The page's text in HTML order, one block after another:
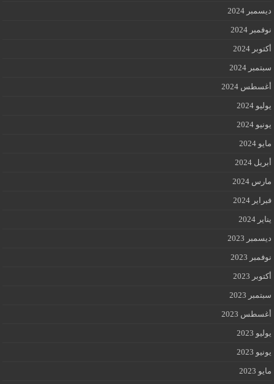
ديسمبر 2024
نوفمبر 2024
أكتوبر 2024
سبتمبر 2024
أغسطس 2024
يوليو 2024
يونيو 2024
مايو 2024
أبريل 2024
مارس 2024
فبراير 2024
يناير 2024
ديسمبر 2023
نوفمبر 2023
أكتوبر 2023
سبتمبر 2023
أغسطس 2023
يوليو 2023
يونيو 2023
مايو 2023